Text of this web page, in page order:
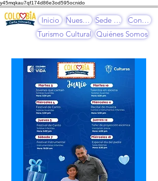
y45mqkau7qf174d86e3od595ocnido
Quiénes Somos
Nuestros Cursos Sede Cultural Contacto
Inicio
Turismo Cultural